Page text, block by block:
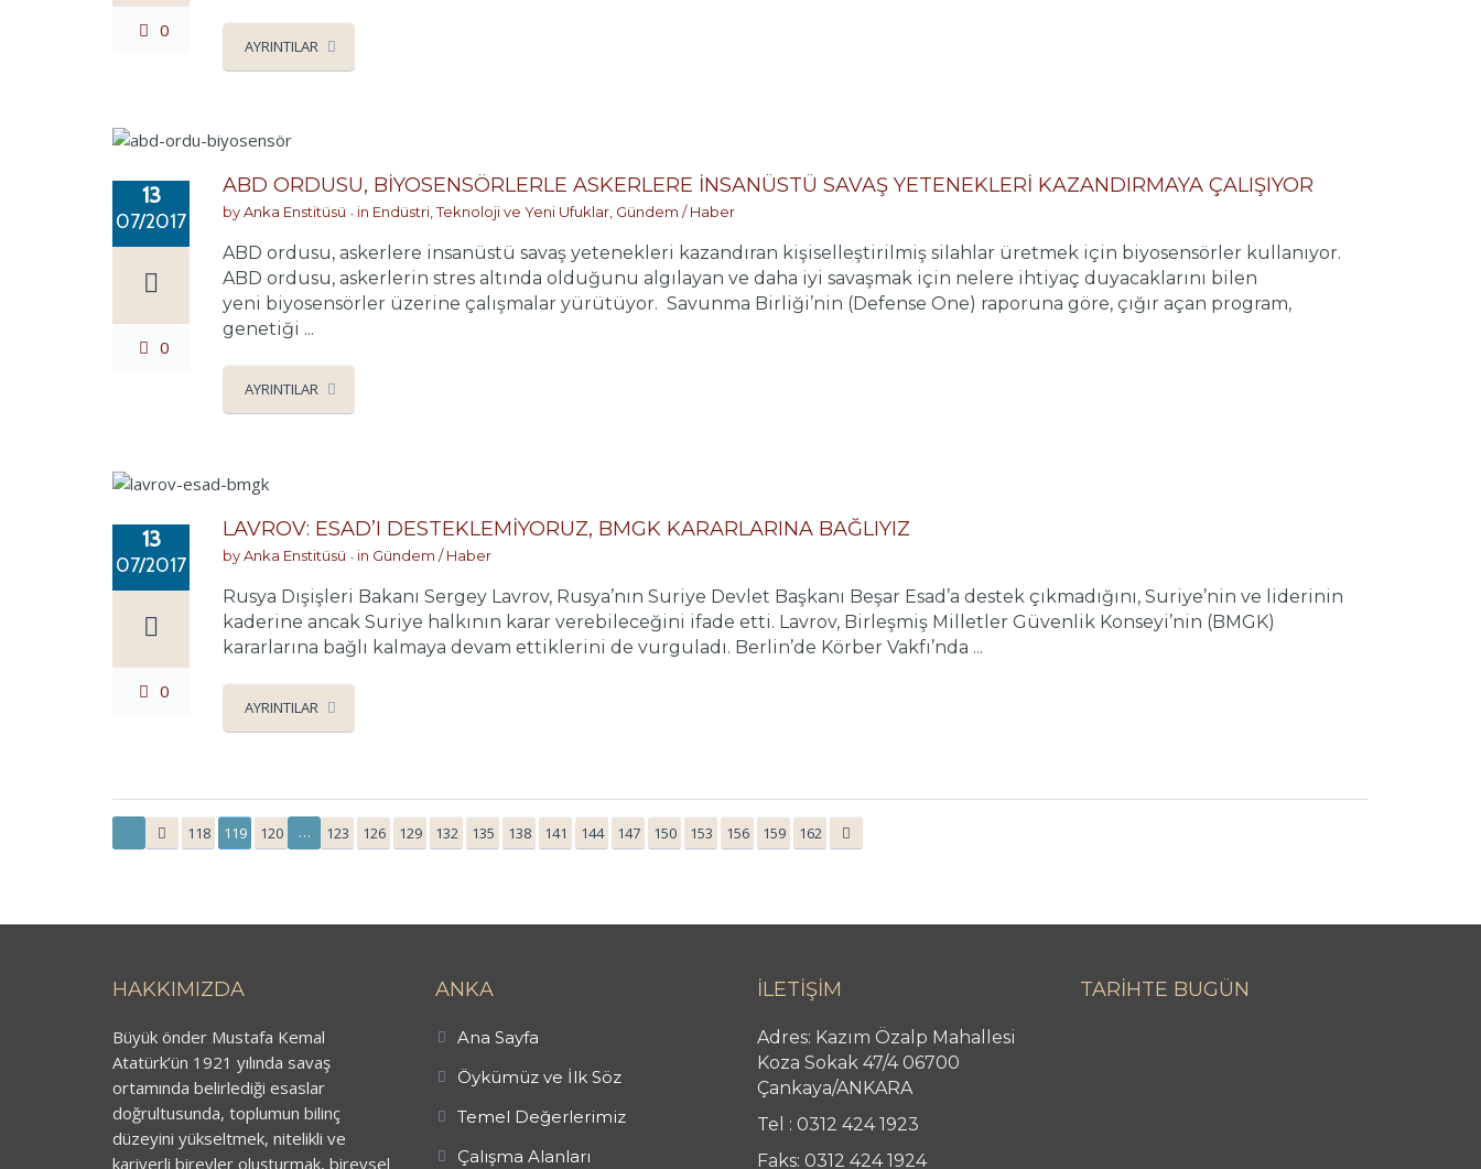
0
AYRINTILAR
13
07/2017
0
ABD ORDUSU, BİYOSENSÖRLERLE ASKERLERE İNSANÜSTÜ SAVAŞ YETENEKLERİ KAZANDIRMAYA ÇALIŞIYOR
byAnka Enstitüsü in Endüstri, Teknoloji ve Yeni Ufuklar, Gündem / Haber
ABD ordusu, askerlere insanüstü savaş yetenekleri kazandıran kişiselleştirilmiş silahlar üretmek için biyosensörler kullanıyor.
ABD ordusu, askerlerin stres altında olduğunu algılayan ve daha iyi savaşmak için nelere ihtiyaç duyacaklarını bilen
yeni biyosensörler üzerine çalışmalar yürütüyor. Savunma Birliği’nin (Defense One) raporuna göre, çığır açan program,
genetiği ...
AYRINTILAR
13
07/2017
0
LAVROV: ESAD’I DESTEKLEMİYORUZ, BMGK KARARLARINA BAĞLIYIZ
byAnka Enstitüsü in Gündem / Haber
Rusya Dışişleri Bakanı Sergey Lavrov, Rusya’nın Suriye Devlet Başkanı Beşar Esad’a destek çıkmadığını, Suriye’nin ve liderinin
kaderine ancak Suriye halkının karar verebileceğini ifade etti. Lavrov, Birleşmiş Milletler Güvenlik Konseyi’nin (BMGK)
kararlarına bağlı kalmaya devam ettiklerini de vurguladı. Berlin’de Körber Vakfı’nda ...
AYRINTILAR
118 119 120 … 123 126 129 132 135 138 141 144 147 150 153 156 159 162
HAKKIMIZDA
Büyük önder Mustafa Kemal
Atatürk’ün 1921 yılında savaş
ortamında belirlediği esaslar
doğrultusunda, toplumun bilinç
düzeyini yükseltmek, nitelikli ve
kariyerli bireyler oluşturmak, bireysel
ANKA
Ana Sayfa
Öykümüz ve İlk Söz
Temel Değerlerimiz
Çalışma Alanları
İLETİŞİM
Adres: Kazım Özalp Mahallesi
Koza Sokak 47/4 06700
Çankaya/ANKARA
Tel : 0312 424 1923
Faks: 0312 424 1924
TARİHTE BUGÜN